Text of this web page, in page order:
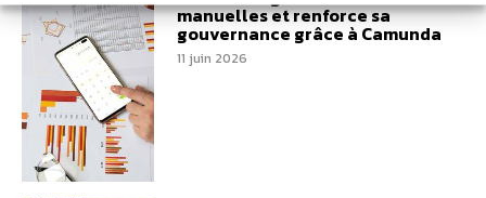
manuelles et renforce sa
gouvernance grâce à Camunda
11 juin 2026